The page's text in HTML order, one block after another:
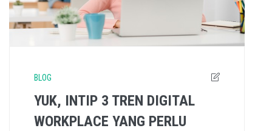
BLOG
YUK, INTIP 3 TREN DIGITAL
WORKPLACE YANG PERLU